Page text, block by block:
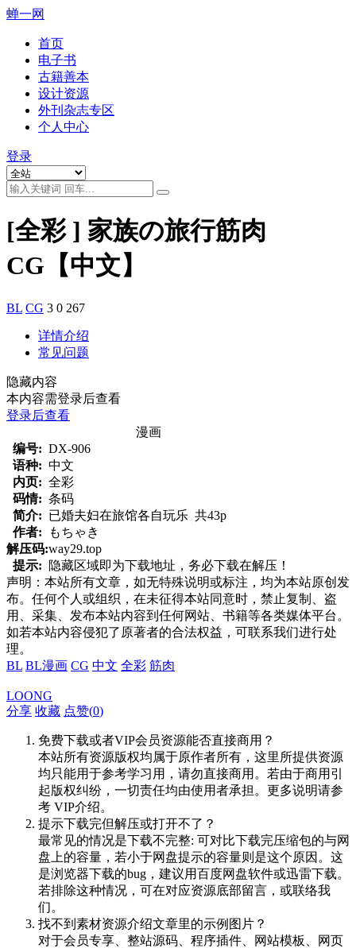
蝉一网
首页
电子书
古籍善本
设计资源
外刊杂志专区
个人中心
登录
[全彩 ] 家族の旅行筋肉
CG【中文】
BL CG 3 0 267
详情介绍
常见问题
隐藏内容
本内容需登录后查看
登录后查看
漫画
编号: DX-906
语种: 中文
内页: 全彩
码情: 条码
简介: 已婚夫妇在旅馆各自玩乐 共43p
作者:
もちゃき
解压码:way29.top
提示:
隐藏区域即为下载地址，务必下载在解压！
声明：本站所有文章，如无特殊说明或标注，均为本站原创发
布。任何个人或组织，在未征得本站同意时，禁止复制、盗
用、采集、发布本站内容到任何网站、书籍等各类媒体平台。
如若本站内容侵犯了原著者的合法权益，可联系我们进行处
理。
BL BL漫画 CG 中文 全彩 筋肉
LOONG
分享 收藏 点赞(0)
免费下载或者VIP会员资源能否直接商用？
本站所有资源版权均属于原作者所有，这里所提供资源
均只能用于参考学习用，请勿直接商用。若由于商用引
起版权纠纷，一切责任均由使用者承担。更多说明请参
考 VIP介绍。
提示下载完但解压或打开不了？
最常见的情况是下载不完整: 可对比下载完压缩包的与网
盘上的容量，若小于网盘提示的容量则是这个原因。这
是浏览器下载的bug，建议用百度网盘软件或迅雷下载。
若排除这种情况，可在对应资源底部留言，或联络我
们。
找不到素材资源介绍文章里的示例图片？
对于会员专享、整站源码、程序插件、网站模板、网页